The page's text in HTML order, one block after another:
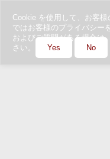
Cookie を使用して、お客
ではお客様のプライバシー
およびご質問がある場合は
さい。
Yes No